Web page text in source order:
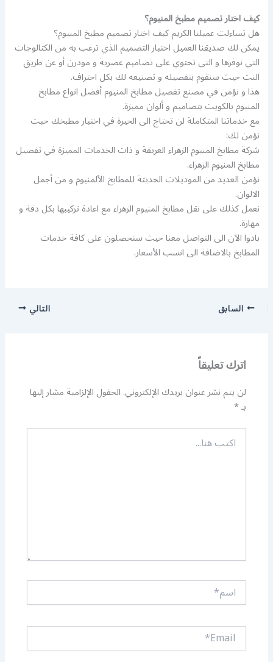
كيف اختار تصميم مطبخ المنيوم؟
هل تساءلت عميلنا الكريم كيف اختار تصميم مطبخ المنيوم؟
يمكن لك صديقنا العميل اختيار التصميم الذي ترغب به من الكتالوجات
التي نوفرها و التي تحتوي على تصاميم عصرية و مودرن أو عن طريق
النت حيث سنقوم بتفصيله و تصنيعه لك بكل احتراف.
هذا و نؤمن في مصنع تفصيل مطابخ المنيوم أفضل انواع مطابخ
المنيوم بالكويت بتصاميم و ألوان مميزة.
مع خدماتنا المتكاملة لن تحتاج الى الحيرة في اختيار مطبخك حيث
نؤمن لك:
شركة مطابخ المنيوم الزهراء العريقة و ذات الخدمات المميزة في تفصيل
مطابخ المنيوم الزهراء.
نؤمن العديد من الموديلات الحديثة للمطابخ الألمنيوم و من أجمل
الالوان.
نعمل كذلك على نقل مطابخ المنيوم الزهراء مع اعادة تركيبها بكل دقة و
مهارة.
بادوا الآن الى التواصل معنا حيث ستحصلون على كافة خدمات
المطابخ بالاضافة الى انسب الأسعار.
السابق التالي
اترك تعليقاً
لن يتم نشر عنوان بريدك الإلكتروني.الحقول الإلزامية مشار إليها
بـ*
اكتب
هنا...
اسم*
Email*